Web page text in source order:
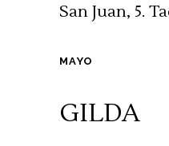
San Juan, 5.
MAYO
GILDA